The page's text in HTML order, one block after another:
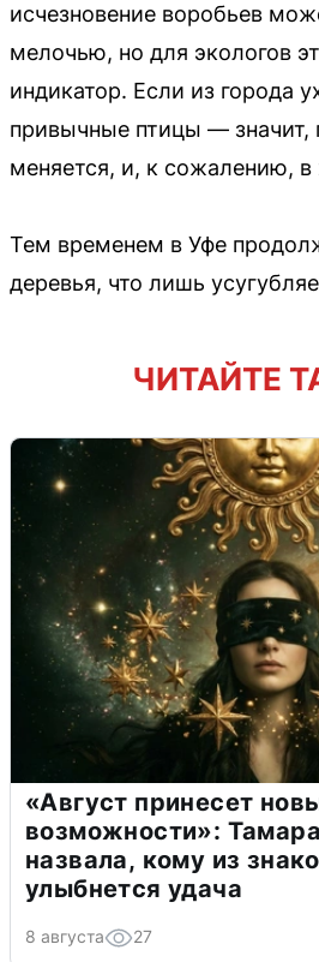
исчезновение воробьев
мелочью, но для экологов
индикатор. Если из города
привычные птицы — значит,
меняется, и, к сожалению,
Тем временем в Уфе
деревья, что лишь
ЧИТАЙТЕ
«Август принесет
возможности»:
назвала, кому из
улыбнется удача
8 августа 27